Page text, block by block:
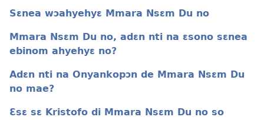
Sɛnea wɔahyehyɛ Mmara Nsɛm Du no
Mmara Nsɛm Du no, adɛn nti na ɛsono sɛnea
ebinom ahyehyɛ no?
Adɛn nti na Onyankopɔn de Mmara Nsɛm Du
no mae?
Ɛsɛ sɛ Kristofo di Mmara Nsɛm Du no so